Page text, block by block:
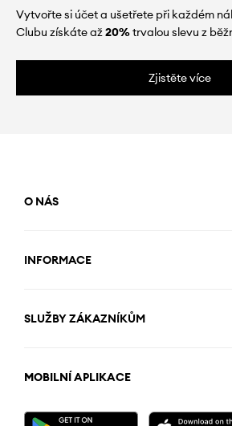
Vytvořte si účet a ušetřete při každém
Clubu získáte až20%trvalou slevu z
Zjistěte více
O NÁS
INFORMACE
SLUŽBY ZÁKAZNÍKŮM
MOBILNÍ APLIKACE